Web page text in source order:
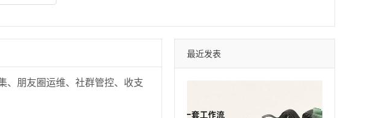
、朋友圈运维、社群管控、收支
最近发表